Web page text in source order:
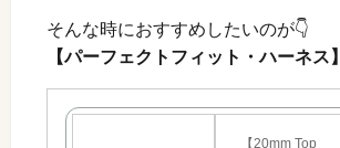
そんな時におすすめしたいのが👇
【パーフェクトフィット・ハーネス】
【20mm Top